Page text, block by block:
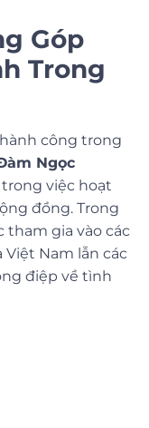
Góp
Trong
công trong
Ngọc
việc hoạt
đồng. Trong
tham gia vào các
Nam lẫn các
điệp về tình